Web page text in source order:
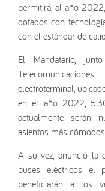
permitirá, al año
dotados con
con el estándar de
El Mandatario,
electroterminal,
en el año 2022,
actualmente serán
asientos más
A su vez, anunció la
buses eléctricos el
beneficiarán a los